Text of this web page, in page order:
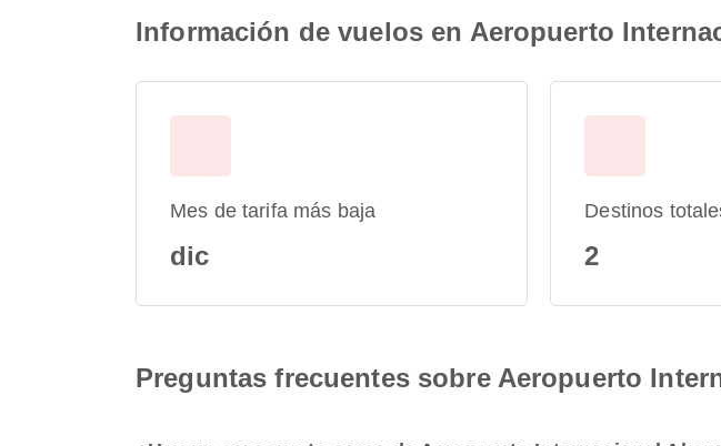
Información de vuelos en Aeropuerto
Mes de tarifa más baja
dic
Destinos
2
Preguntas frecuentes sobre Aeropuerto